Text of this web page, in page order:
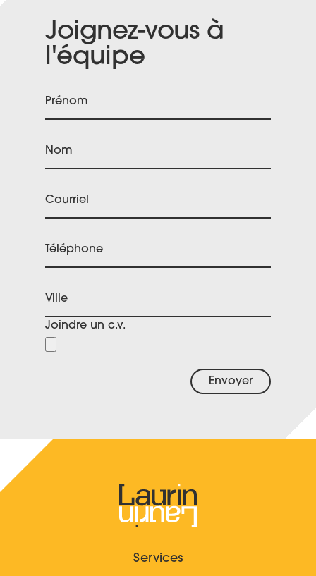
Joignez-vous à
l'équipe
Prénom
Nom
Courriel
Téléphone
Ville
Joindre un c.v.
Envoyer
Services